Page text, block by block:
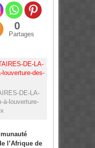
0
Partages
DE-LA-
à-louverture-
l’Afrique de